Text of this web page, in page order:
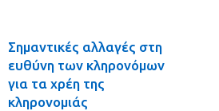
Σημαντικές αλλαγές στη
ευθύνη των κληρονόμων
για τα χρέη της
κληρονομιάς